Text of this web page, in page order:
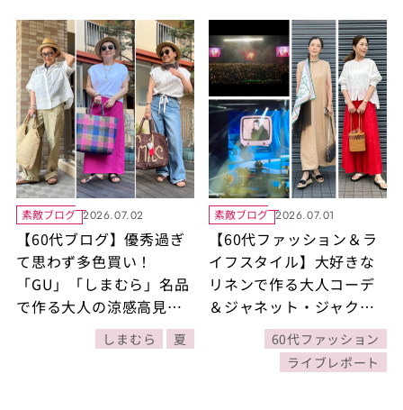
素敵ブログ 2026.07.02
【60代ブログ】優秀過ぎ
て思わず多色買い！
「GU」「しまむら」名品
で作る大人の涼感高見え
しまむら 夏
素敵ブログ 2026.07.01
【60代ファッション＆ラ
イフスタイル】大好きな
リネンで作る大人コーデ
＆ジャネット・ジャクソ
ン参戦レポ！60代ファッション
ライブレポート